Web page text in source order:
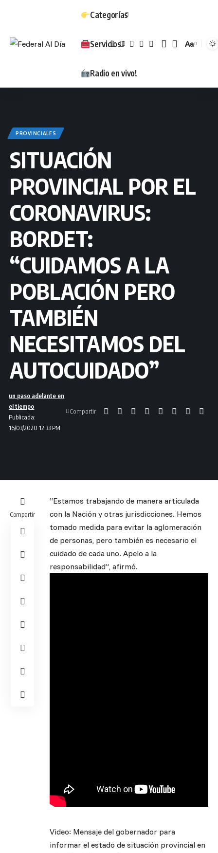
Categorías
Servicios
Radio en vivo!
Tamaño
Aa
PROVINCIALES
SITUACIÓN
PROVINCIAL POR EL
CORONAVIRUS:
BORDET:
“CUIDAMOS A LA
POBLACIÓN PERO
TAMBIÉN
NECESITAMOS DEL
AUTOCUIDADO”
Publicada:
16/03/2020 12:33 PM
un paso adelante en
el tiempo
Compartir
Compartir
“Estamos trabajando de manera articulada
con la Nación y otras jurisdicciones. Hemos
tomado medida para evitar la aglomeración
de personas, pero también es necesario el
cuidado de cada uno. Apelo a la
responsabilidad”, afirmó.
Video: Mensaje del gobernador para
informar el estado de situación provincial en